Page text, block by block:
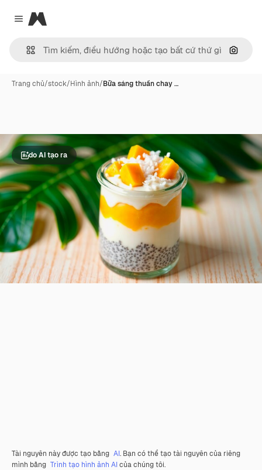
Close menu
Magnific
Tìm
Trang chủ/stock/Hình ảnh/Bữa sáng thuần chay …
do AI tạo ra
Tài nguyên này được tạo bằng AI. Bạn có thể tạo tài nguyên của riêng
mình bằng Trình tạo hình ảnh AIcủa chúng tôi.